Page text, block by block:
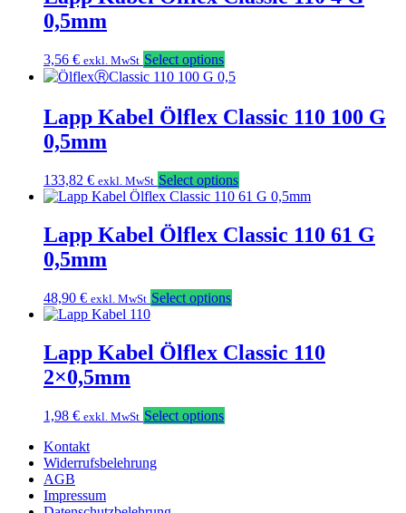
0,5mm
3,56 € exkl. MwSt Select options
Lapp Kabel Ölflex Classic 110 100 G
0,5mm
133,82 € exkl. MwSt Select options
Lapp Kabel Ölflex Classic 110 61 G
0,5mm
48,90 € exkl. MwSt Select options
Lapp Kabel Ölflex Classic 110
2×0,5mm
1,98 € exkl. MwSt Select options
Kontakt
Widerrufsbelehrung
AGB
Impressum